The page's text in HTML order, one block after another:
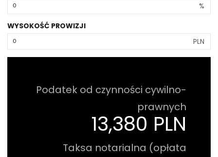
%
WYSOKOŚĆ PROWIZJI
PLN
Podatek od czynności cywilno-
prawnych
13,380 PLN
Taksa notarialna (opłata